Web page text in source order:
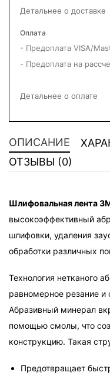
Детальнее о доставке
Оплата
- Предоплата VISA/
- Предоплата на
Детальнее о оплате
ОПИСАНИЕ
ОТЗЫВЫ (0)
Шлифовальная лента
высокоэффективный
шлифовки, удаления
обработки различных
Технология нетканого
равномерное резание и
Абразивный минерал
помощью смолы, что
конструкцию. Такая
Предотвращает